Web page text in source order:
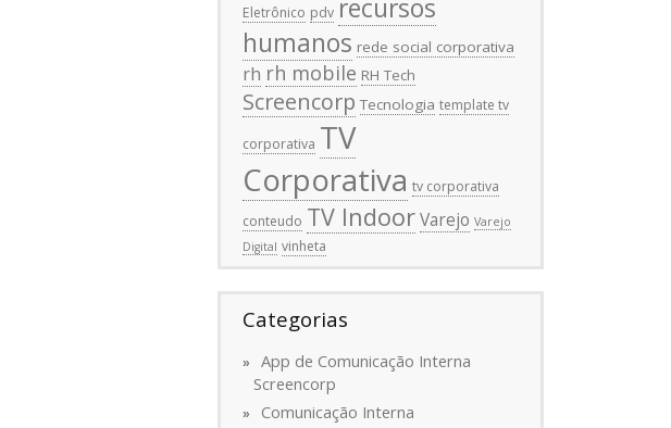
Eletrônico pdv recursos
humanos rede social corporativa
rh rh mobile RH Tech
Screencorp Tecnologia template tv
corporativa TV
Corporativa tv corporativa
conteudo TV IndoorVarejo Varejo
Digital vinheta
Categorias
App de Comunicação Interna
Screencorp
Comunicação Interna